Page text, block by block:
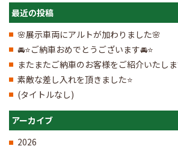
最近の投稿
🌸展示車両にアルトが加わりました🌸
🚘⭐ご納車おめでとうございます🚘⭐
またまたご納車のお客様をご紹介いたし
素敵な差し入れを頂きました⭐
(タイトルなし)
アーカイブ
2026